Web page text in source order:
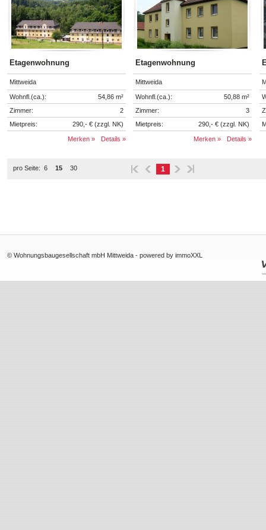
Etagenwohnung Etagenwohnung
Mittweida Mittweida
Wohnfl.(ca.): 54,86 m² Wohnfl.(ca.): 50,88 m²
Zimmer:
2 Zimmer: 3
Mietpreis:
290,- € (zzgl. NK) Mietpreis: 290,- € (zzgl. NK)
Merken » Details » Merken » Details »
pro Seite: 6 15 30 1
© Wohnungsbaugesellschaft mbH Mittweida -powered by immoXXL